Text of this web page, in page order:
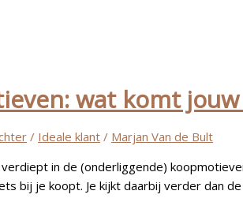
wat komt
/ Ideale klant / Marjan Van de Bult
in de (onderliggende)
bij je koopt. Je kijkt daarbij verder dan